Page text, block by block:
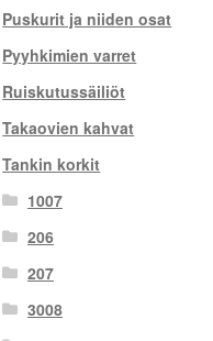
Puskurit ja niiden osat
Pyyhkimien varret
Ruiskutussäiliöt
Takaovien kahvat
Tankin korkit
1007
206
207
3008